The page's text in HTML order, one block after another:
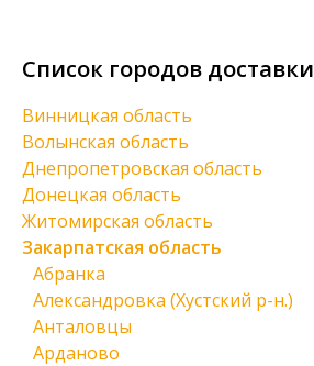
Список городов доставки
Винницкая область
Волынская область
Днепропетровская область
Донецкая область
Житомирская область
Закарпатская область
Абранка
Александровка (Хустский р-н.)
Анталовцы
Арданово